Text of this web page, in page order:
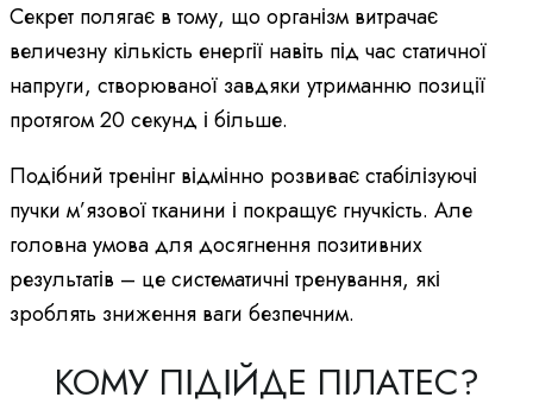
Секрет полягає в тому, що організм витрачає
величезну кількість енергії навіть під час статичної
напруги, створюваної завдяки утриманню позиції
протягом 20 секунд і більше.
Подібний тренінг відмінно розвиває стабілізуючі
пучки м’язової тканини і покращує гнучкість. Але
головна умова для досягнення позитивних
результатів – це систематичні тренування, які
зроблять зниження ваги безпечним.
КОМУ ПІДІЙДЕ ПІЛАТЕС?